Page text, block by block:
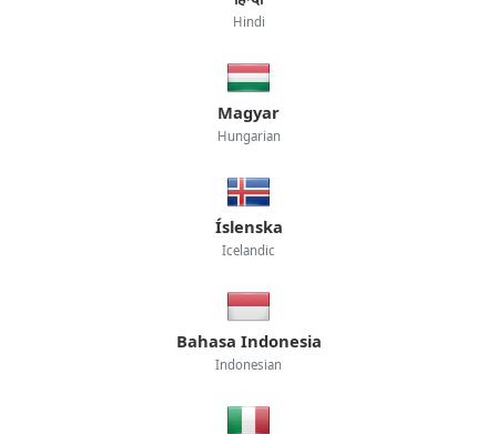
Hindi
Magyar
Hungarian
Íslenska
Icelandic
Bahasa Indonesia
Indonesian